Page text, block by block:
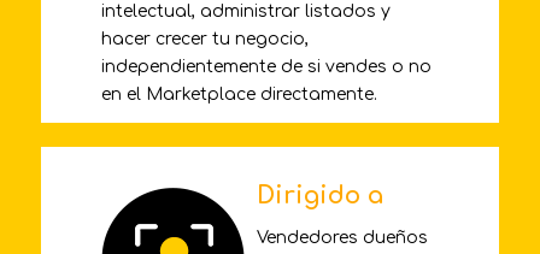
intelectual, administrar listados y
hacer crecer tu negocio,
independientemente de si vendes o no
en el Marketplace directamente.
Dirigido a
Vendedores dueños